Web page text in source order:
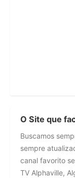
O Site que
Buscamos
sempre
canal favorito
TV Alphaville,